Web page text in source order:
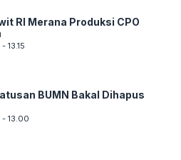
RI Merana Produksi CPO
13.15
BUMN Bakal Dihapus
13.00